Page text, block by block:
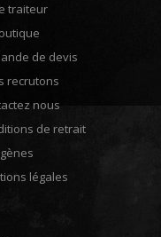
traiteur
de devis
recrutons
nous
de retrait
légales